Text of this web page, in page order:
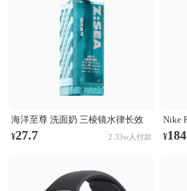
海洋至尊 洗面奶 三棱镜水律长效
控油祛痘洗面奶 清洁黑头毛孔 控
¥27.7 2.33w人付款
Nike
容量
¥184